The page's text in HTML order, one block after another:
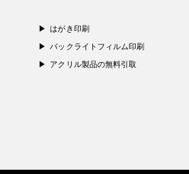
はがき印刷
バックライトフィルム印刷
アクリル製品の無料引取